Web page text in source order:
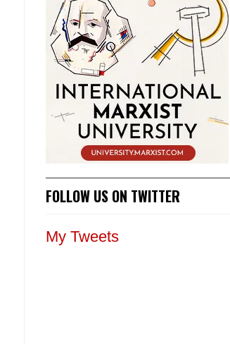
FOLLOW US ON TWITTER
My Tweets